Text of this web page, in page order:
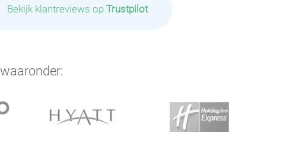
Bekijk klantreviews op Trustpilot